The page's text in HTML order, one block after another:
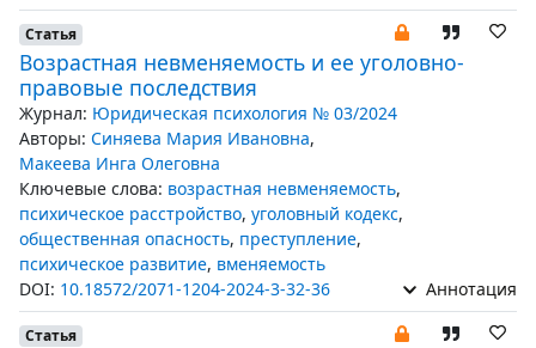
Статья
Возрастная невменяемость и ее уголовно-
правовые последствия
Журнал: Юридическая психология № 03/2024
Авторы: Синяева Мария Ивановна,
Макеева Инга Олеговна
Ключевые слова: возрастная невменяемость,
психическое расстройство, уголовный кодекс,
общественная опасность, преступление,
психическое развитие, вменяемость
DOI: 10.18572/2071-1204-2024-3-32-36 Аннотация
Статья